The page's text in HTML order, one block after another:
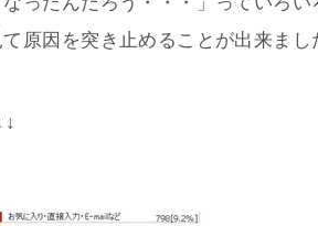
原因を突き止めることが出来まし